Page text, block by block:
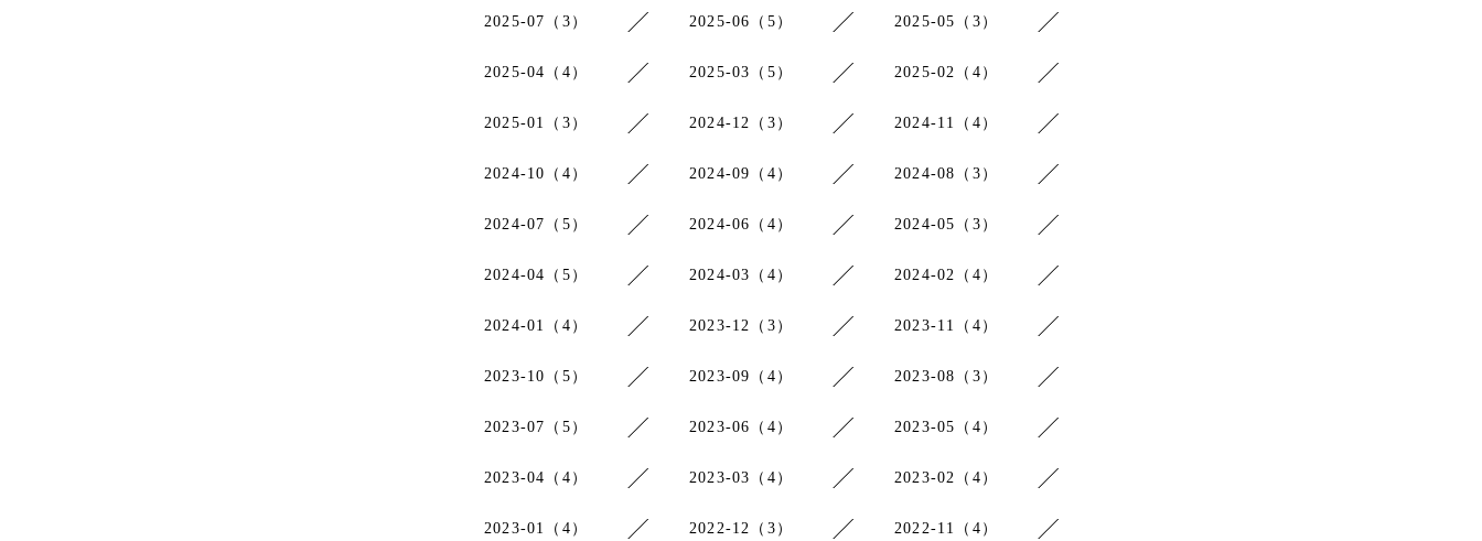
2025-07（3） 2025-06（5） 2025-05（3）
2025-04（4） 2025-03（5） 2025-02（4）
2025-01（3） 2024-12（3） 2024-11（4）
2024-10（4） 2024-09（4） 2024-08（3）
2024-07（5） 2024-06（4） 2024-05（3）
2024-04（5） 2024-03（4） 2024-02（4）
2024-01（4） 2023-12（3） 2023-11（4）
2023-10（5） 2023-09（4） 2023-08（3）
2023-07（5） 2023-06（4） 2023-05（4）
2023-04（4） 2023-03（4） 2023-02（4）
2023-01（4） 2022-12（3） 2022-11（4）